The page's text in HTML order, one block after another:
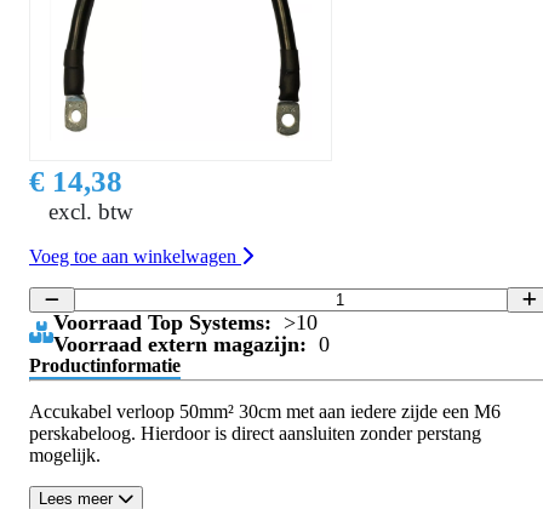
€ 14,38
excl. btw
Voeg toe aan winkelwagen
Voorraad Top Systems: >10
Voorraad extern magazijn: 0
Productinformatie
Accukabel verloop 50mm² 30cm met aan iedere zijde een M6
perskabeloog. Hierdoor is direct aansluiten zonder perstang
mogelijk.
Lees meer